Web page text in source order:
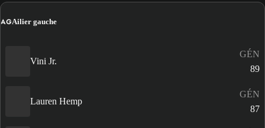
AGAilier gauche
Vini Jr.
GÉN
89
Lauren Hemp
GÉN
87